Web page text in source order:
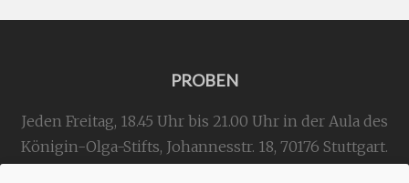
PROBEN
Jeden Freitag, 18.45 Uhr bis 21.00 Uhr in der Aula des
Königin-Olga-Stifts, Johannesstr. 18, 70176 Stuttgart.